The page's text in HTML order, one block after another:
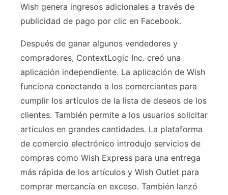
Wish genera ingresos adicionales a través de
publicidad de pago por clic en Facebook.
Después de ganar algunos vendedores y
compradores, ContextLogic Inc. creó una
aplicación independiente. La aplicación de Wish
funciona conectando a los comerciantes para
cumplir los artículos de la lista de deseos de los
clientes. También permite a los usuarios solicitar
artículos en grandes cantidades. La plataforma
de comercio electrónico introdujo servicios de
compras como Wish Express para una entrega
más rápida de los artículos y Wish Outlet para
comprar mercancía en exceso. También lanzó